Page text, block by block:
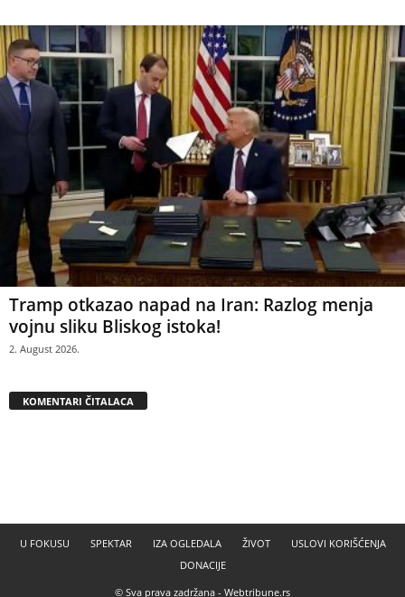
Tramp otkazao napad na Iran: Razlog menja
vojnu sliku Bliskog istoka!
2. August 2026.
KOMENTARI ČITALACA
U FOKUSU SPEKTAR IZA OGLEDALA ŽIVOT
USLOVI KORIŠĆENJA
DONACIJE
© Sva prava zadržana - Webtribune.rs